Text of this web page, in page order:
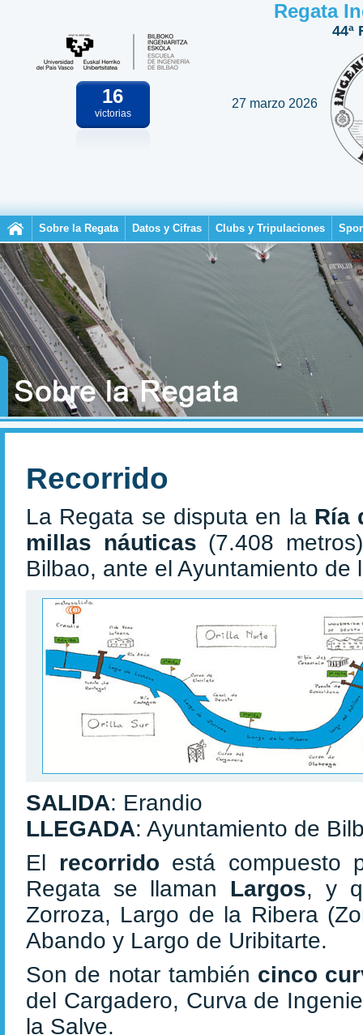
16
victorias
Regata
44ª
27 marzo 2026
Sobre la Regata Datos y Cifras Clubs y Tripulaciones
Recorrido
La Regata se disputa en la Ría
millas náuticas (7.408
Bilbao, ante el Ayuntamiento de
SALIDA: Erandio
LLEGADA: Ayuntamiento de
El recorrido está compuesto
Regata se llaman Largos, y
Zorroza, Largo de la Ribera
Abando y Largo de Uribitarte.
Son de notar también cinco
del Cargadero, Curva de
la Salve.